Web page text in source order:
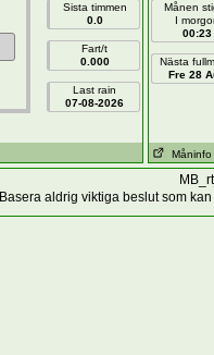
Sista timmen
0.0
Fart/t
0.000
Last rain
07-08-2026
Månen
I
00:23
Nästa
Fre 28
Måninfo
Basera aldrig viktiga beslut som